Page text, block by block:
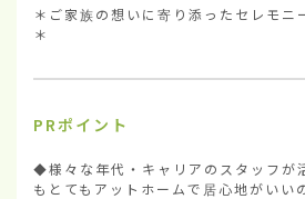
＊ご家族の想いに寄り添ったセレモニ
＊
PRポイント
◆様々な年代・キャリアのスタッフが
もとてもアットホームで居心地がいい